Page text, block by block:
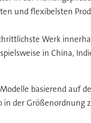
und flexibelsten
Werk
in China,
basierend
der